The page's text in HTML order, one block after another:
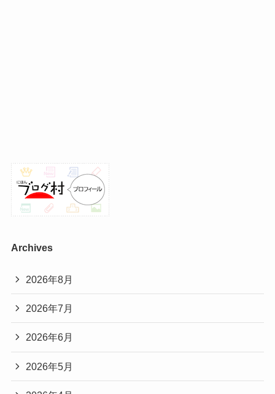
Archives
2026年8月
2026年7月
2026年6月
2026年5月